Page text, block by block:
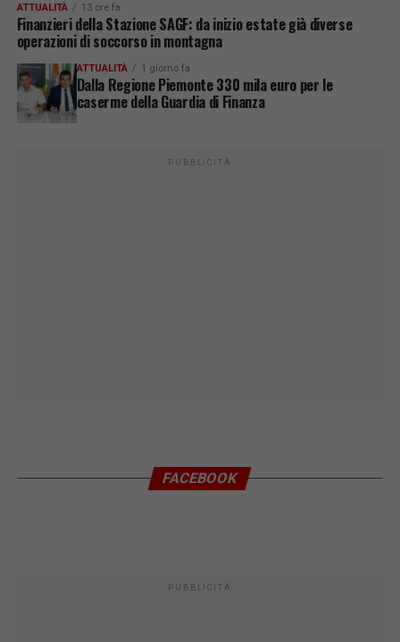
ATTUALITÀ 13 ore fa
Finanzieri della Stazione SAGF: da inizio estate già diverse
operazioni di soccorso in montagna
ATTUALITÀ 1 giorno fa
Dalla Regione Piemonte 330 mila euro per le
caserme della Guardia di Finanza
PUBBLICITÀ
FACEBOOK
PUBBLICITÀ